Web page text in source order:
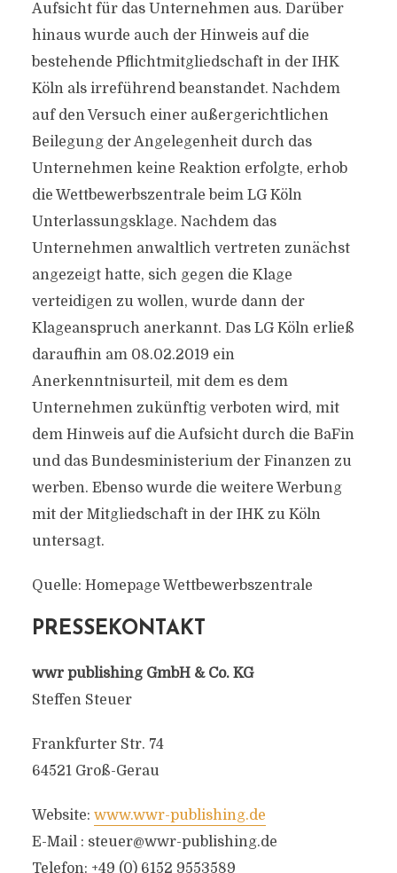
Aufsicht für das Unternehmen aus. Darüber
hinaus wurde auch der Hinweis auf die
bestehende Pflichtmitgliedschaft in der IHK
Köln als irreführend beanstandet. Nachdem
auf den Versuch einer außergerichtlichen
Beilegung der Angelegenheit durch das
Unternehmen keine Reaktion erfolgte, erhob
die Wettbewerbszentrale beim LG Köln
Unterlassungsklage. Nachdem das
Unternehmen anwaltlich vertreten zunächst
angezeigt hatte, sich gegen die Klage
verteidigen zu wollen, wurde dann der
Klageanspruch anerkannt. Das LG Köln erließ
daraufhin am 08.02.2019 ein
Anerkenntnisurteil, mit dem es dem
Unternehmen zukünftig verboten wird, mit
dem Hinweis auf die Aufsicht durch die BaFin
und das Bundesministerium der Finanzen zu
werben. Ebenso wurde die weitere Werbung
mit der Mitgliedschaft in der IHK zu Köln
untersagt.
Quelle: Homepage Wettbewerbszentrale
PRESSEKONTAKT
wwr publishing GmbH & Co. KG
Steffen Steuer
Frankfurter Str. 74
64521 Groß-Gerau
Website: www.wwr-publishing.de
E-Mail : steuer@wwr-publishing.de
Telefon: +49 (0) 6152 9553589